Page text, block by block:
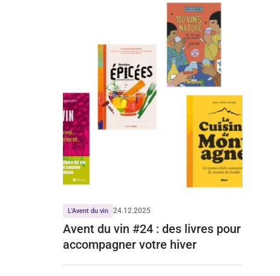
L'Avent du vin 24.12.2025
Avent du vin #24 : des livres pour
accompagner votre hiver